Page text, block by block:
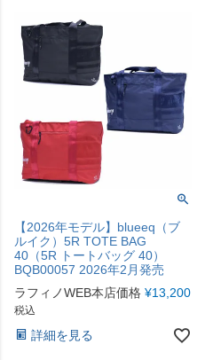
【2026年モデル】blueeq（ブ
ルイク）5R TOTE BAG
40（5R トートバッグ 40）
BQB00057 2026年2月発売
ラフィノWEB本店価格 ¥13,200
税込
詳細を見る